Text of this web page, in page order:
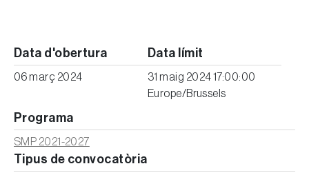
Data d'obertura
06 març 2024
Data límit
31 maig 2024 17:00:00
Europe/Brussels
Programa
SMP 2021-2027
Tipus de convocatòria